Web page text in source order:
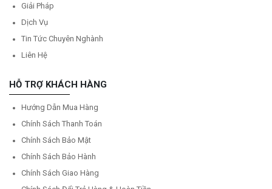
Giải Pháp
Dịch Vụ
Tin Tức Chuyên Nghành
Liên Hệ
HỖ TRỢ KHÁCH HÀNG
Hướng Dẫn Mua Hàng
Chính Sách Thanh Toán
Chính Sách Bảo Mật
Chính Sách Bảo Hành
Chính Sách Giao Hàng